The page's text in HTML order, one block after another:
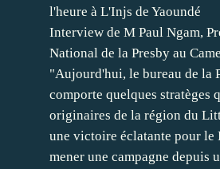
l'heure à L'Injs de Yaoundé
Interview de M Paul Ngam,
National de la Presby au
"Aujourd'hui, le bureau de la
comporte quelques stratèges
originaires de la région du
une victoire éclatante pour le
mener une campagne depuis